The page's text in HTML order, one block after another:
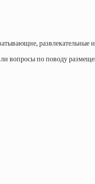
вопросы по поводу